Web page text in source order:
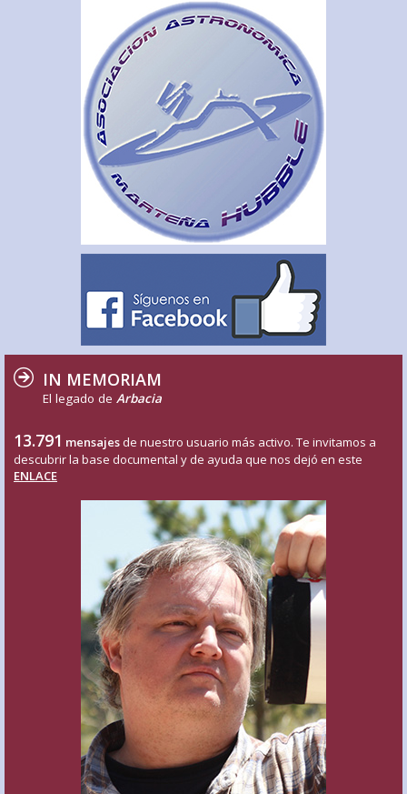
IN MEMORIAM
El legado de Arbacia
13.791 mensajes de nuestro usuario más activo. Te invitamos a
descubrir la base documental y de ayuda que nos dejó en este
ENLACE